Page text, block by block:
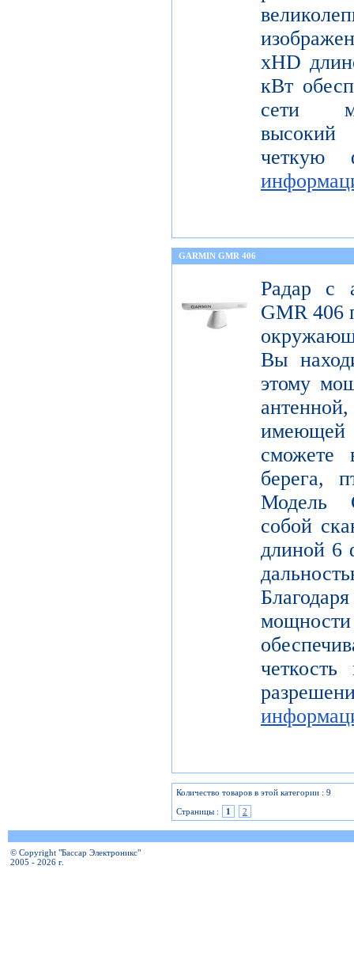
xHD
кВт
сети
высокий
четкую
GARMIN GMR 406
Радар с
GMR 406
Вы
этому
сможете
берега,
Модель
собой
длиной 6
Количество товаров в этой категории : 9
Страницы :
1 2
© Copyright "Бассар Электроникс"
2005 - 2026 г.